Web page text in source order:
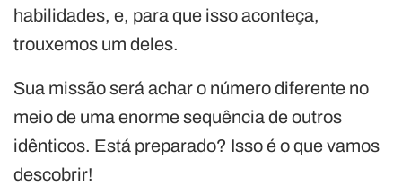
habilidades, e, para que isso aconteça,
trouxemos um deles.
Sua missão será achar o número diferente no
meio de uma enorme sequência de outros
idênticos. Está preparado? Isso é o que vamos
descobrir!